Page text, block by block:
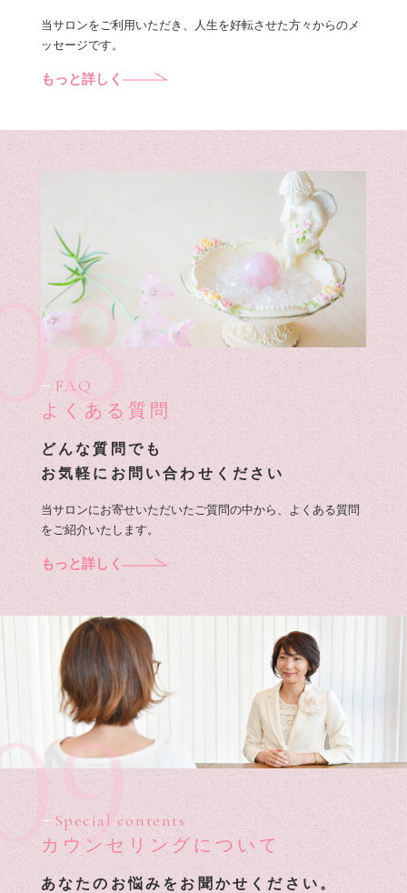
当サロンをご利用いただき、人生を好転させた方々からのメ
ッセージです。
もっと詳しく
FAQ
よくある質問
どんな質問でも
お気軽にお問い合わせください
当サロンにお寄せいただいたご質問の中から、よくある質問
をご紹介いたします。
もっと詳しく
Special contents
カウンセリングについて
あなたのお悩みをお聞かせください。